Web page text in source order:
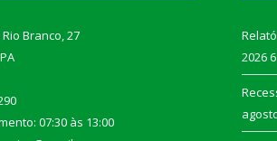
Branco, 27
07:30 às 13:00
2026